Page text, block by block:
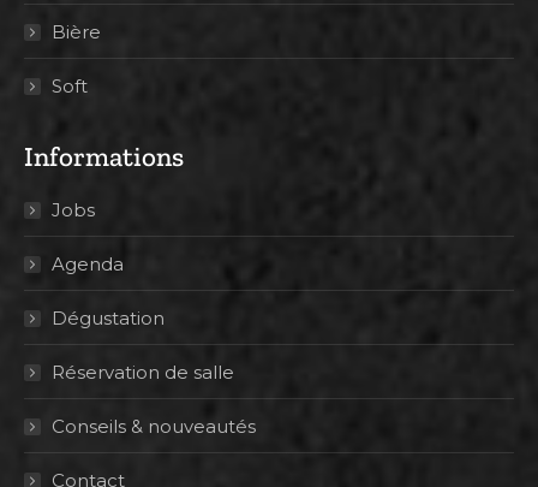
Bière
Soft
Informations
Jobs
Agenda
Dégustation
Réservation de salle
Conseils & nouveautés
Contact